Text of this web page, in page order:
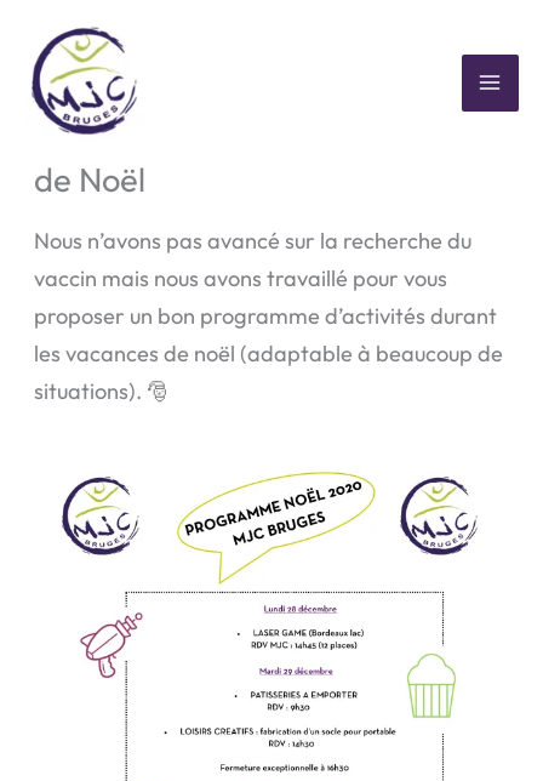
contenu
Activités jeunesse des vacances
de Noël
Nous n’avons pas avancé sur la recherche du
vaccin mais nous avons travaillé pour vous
proposer un bon programme d’activités durant
les vacances de noël (adaptable à beaucoup de
situations). 🎅